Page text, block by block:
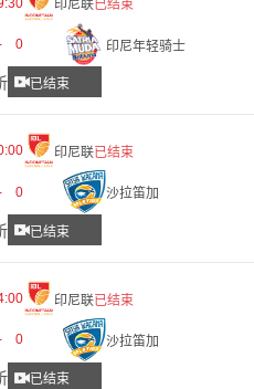
印尼联已结束
0 印尼年轻骑士
已结束
印尼联已结束
0 沙拉笛加
已结束
印尼联已结束
0 沙拉笛加
已结束